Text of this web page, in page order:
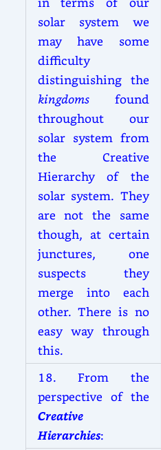
solar system we
may have some
difficulty
distinguishing the
kingdomsfound
throughout our
solar system from
the Creative
Hierarchy of the
solar system. They
are not the same
though, at certain
junctures, one
suspects they
merge into each
other. There is no
easy way through
this.
18. From the
perspective of the
Creative
Hierarchies: